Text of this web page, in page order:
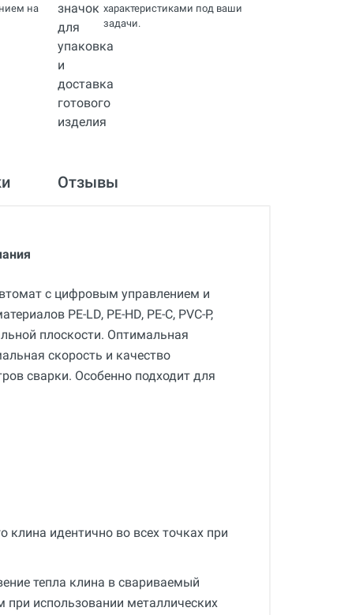
на
характеристиками под ваши
задачи.
Отзывы
с цифровым управлением и
PE-LD, PE-HD, PE-C, PVC-P,
плоскости. Оптимальная
скорость и качество
сварки. Особенно подходит для
клина идентично во всех точках при
тепла клина в свариваемый
при использовании металлических